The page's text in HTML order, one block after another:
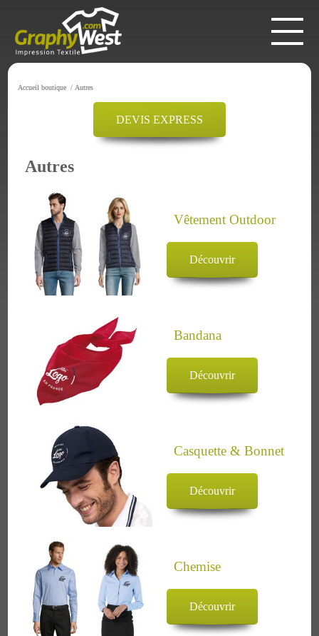
Accueil boutique / Autres
DEVIS EXPRESS
Autres
Vêtement Outdoor
Découvrir
Bandana
Découvrir
Casquette & Bonnet
Découvrir
Chemise
Découvrir